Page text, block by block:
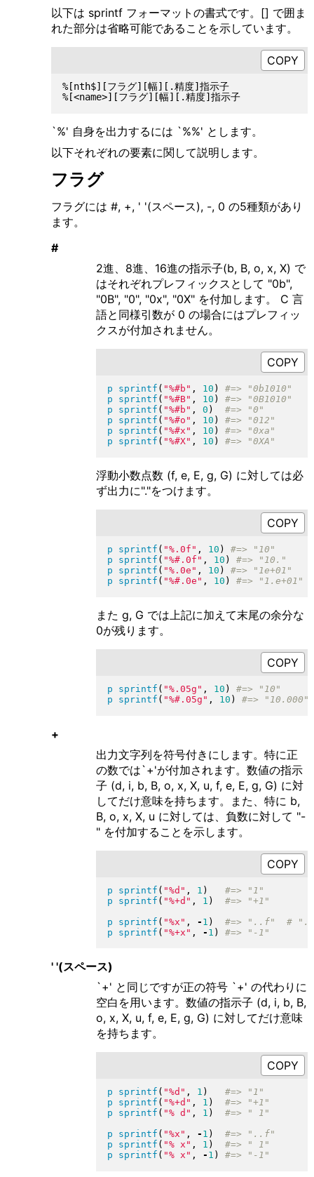
以下は sprintf フォーマットの書式です。[] で囲ま
れた部分は省略可能であることを示しています。
%[nth$][フラグ][幅][.精度]指示子
%[<name>][フラグ][幅][.精度]指示子
`%' 自身を出力するには `%%' とします。
以下それぞれの要素に関して説明します。
フラグ
フラグには #, +, ' '(スペース), -, 0 の5種類があり
ます。
#
2進、8進、16進の指示子(b, B, o, x, X) で
はそれぞれプレフィックスとして "0b",
"0B", "0", "0x", "0X" を付加します。 C 言
語と同様引数が 0 の場合にはプレフィッ
クスが付加されません。
p sprintf ( "%#b " , 10 )
p
sprintf ( "%#B" , 10 )
p
sprintf ( "%#b " , 0 )
p
sprintf ( "%#o " , 10 )
p
sprintf ( "%#x " , 10 )
p
sprintf ( "%#X" , 10 )
浮動小数点数 (f, e, E, g, G) に対しては必
ず出力に"."をつけます。
p sprintf ( "%.0f " , 10 )
p
sprintf ( "%#.0f " , 10 )
p
sprintf ( "%.0e " , 10 )
p
sprintf ( "%#.0e " , 10 )
また g, G では上記に加えて末尾の余分な
0が残ります。
p sprintf ( "%.05g " , 10 )
p
sprintf ( "%#.05g " , 10 )
+
出力文字列を符号付きにします。特に正
の数では`+'が付加されます。数値の指示
子 (d, i, b, B, o, x, X, u, f, e, E, g, G) に対
してだけ意味を持ちます。また、特に b,
B, o, x, X, u に対しては、負数に対して "-
" を付加することを示します。
p sprintf ( "%d " , 1 )
p
sprintf ( "%+d " , 1 )
p
sprintf ( "%x " , - 1 )
p
sprintf ( "%+x " , - 1 )
' '(スペース)
`+' と同じですが正の符号 `+' の代わりに
空白を用います。数値の指示子 (d, i, b, B,
o, x, X, u, f, e, E, g, G) に対してだけ意味
を持ちます。
p sprintf ( "%d " , 1 )
p
sprintf ( "%+d " , 1 )
p
sprintf ( "% d " , 1 )
p
sprintf ( "%x " , - 1 )
p
sprintf ( "% x " , 1 )
p
sprintf ( "% x " , - 1 )